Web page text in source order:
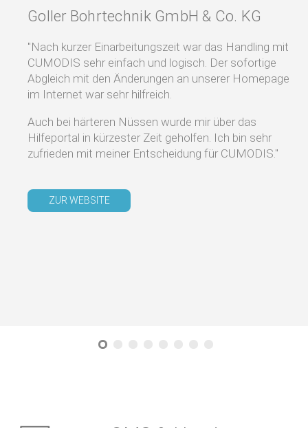
Goller Bohrtechnik GmbH & Co. KG
"Nach kurzer Einarbeitungszeit war das Handling mit
CUMODIS sehr einfach und logisch. Der sofortige
Abgleich mit den Änderungen an unserer Homepage
im Internet war sehr hilfreich.
Auch bei härteren Nüssen wurde mir über das
Hilfeportal in kürzester Zeit geholfen. Ich bin sehr
zufrieden mit meiner Entscheidung für CUMODIS."
ZUR WEBSITE